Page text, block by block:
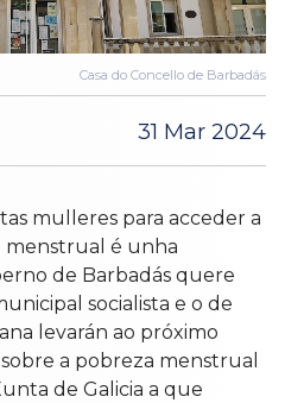
Casa do Concello de Barbadás
31 Mar 2024
mulleres para acceder a
menstrual é unha
de Barbadás quere
socialista e o de
levarán ao próximo
a pobreza menstrual
de Galicia a que